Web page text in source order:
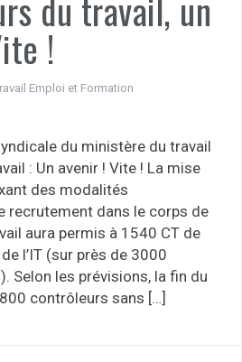
!
Emploi et Formation
du ministère du travail
: Un avenir ! Vite ! La mise
des modalités
recrutement dans le corps de
aura permis à 1540 CT de
l’IT (sur près de 3000
Selon les prévisions, la fin du
contrôleurs sans […]